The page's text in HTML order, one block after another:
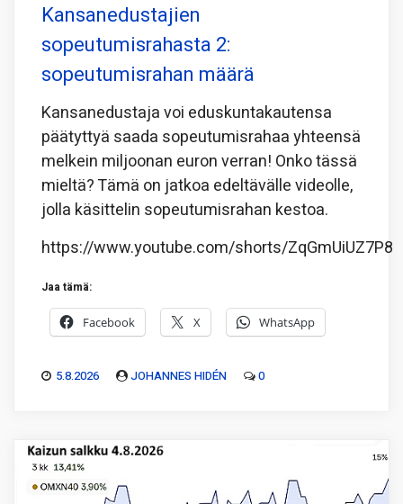
Kansanedustajien
sopeutumisrahasta 2:
sopeutumisrahan määrä
Kansanedustaja voi eduskuntakautensa
päätyttyä saada sopeutumisrahaa yhteensä
melkein miljoonan euron verran! Onko tässä
mieltä? Tämä on jatkoa edeltävälle videolle,
jolla käsittelin sopeutumisrahan kestoa.
https://www.youtube.com/shorts/ZqGmUiUZ7P8
Jaa tämä:
Facebook X WhatsApp
5.8.2026 JOHANNES HIDÉN 0